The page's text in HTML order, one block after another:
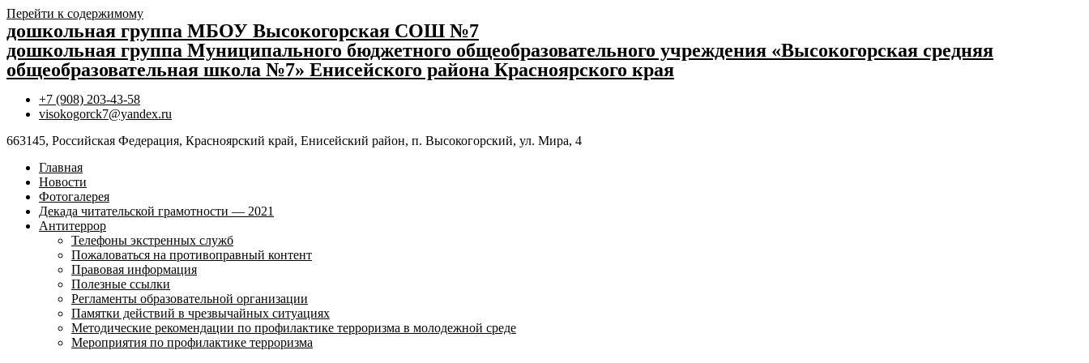
Перейти к содержимому
дошкольная группа МБОУ Высокогорская СОШ №7
дошкольная группа Муниципального бюджетного общеобразовательного учреждения «Высокогорская средняя
общеобразовательная школа №7» Енисейского района Красноярского края
+7 (908) 203-43-58
visokogorck7@yandex.ru
663145, Российская Федерация, Красноярский край, Енисейский район, п. Высокогорский, ул. Мира, 4
Главная
Новости
Фотогалерея
Декада читательской грамотности — 2021
Антитеррор
Телефоны экстренных служб
Пожаловаться на противоправный контент
Правовая информация
Полезные ссылки
Регламенты образовательной организации
Памятки действий в чрезвычайных ситуациях
Методические рекомендации по профилактике терроризма в молодежной среде
Мероприятия по профилактике терроризма